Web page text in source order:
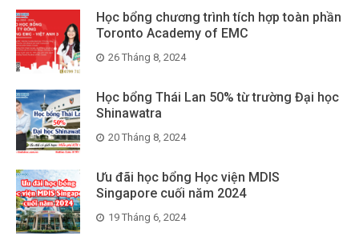
Học bổng chương trình tích hợp toàn phần
Toronto Academy of EMC
26 Tháng 8, 2024
Học bổng Thái Lan 50% từ trường Đại học
Shinawatra
20 Tháng 8, 2024
Ưu đãi học bổng Học viện MDIS
Singapore cuối năm 2024
19 Tháng 6, 2024